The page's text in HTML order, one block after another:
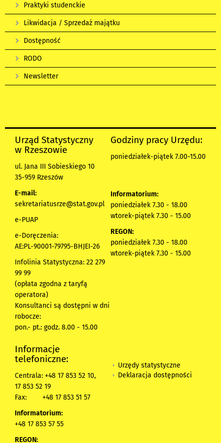
Praktyki studenckie
Likwidacja / Sprzedaż majątku
Dostępność
RODO
Newsletter
Urząd Statystyczny
w Rzeszowie
ul. Jana III Sobieskiego 10
35-959 Rzeszów
E-mail:
sekretariatusrze@stat.gov.pl
e-PUAP
e-Doręczenia:
AE:PL-90001-79795-BHJEI-26
Infolinia Statystyczna: 22 279
99 99
(opłata zgodna z taryfą
operatora)
Konsultanci są dostępni w dni
robocze:
pon.- pt.: godz. 8.00 - 15.00
Godziny pracy Urzędu:
poniedziałek-piątek 7.00-15.00
Informatorium:
poniedziałek 7.30 - 18.00
wtorek-piątek 7.30 - 15.00
REGON:
poniedziałek 7.30 - 18.00
wtorek-piątek 7.30 - 15.00
Informacje
telefoniczne:
Centrala: +48 17 853 52 10,
17 853 52 19
Fax:
+48 17 853 51 57
Informatorium:
+48 17 853 57 55
REGON:
Urzędy statystyczne
Deklaracja dostępności